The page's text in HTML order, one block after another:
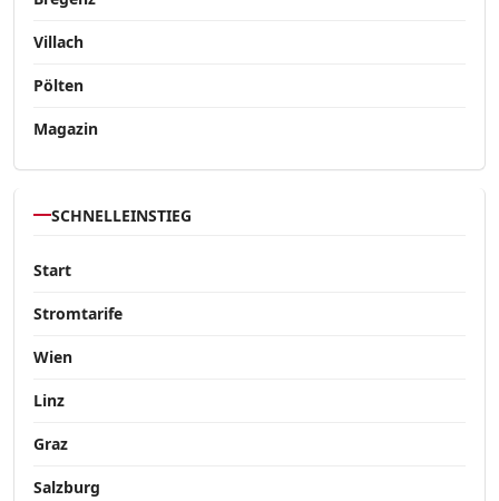
Villach
Pölten
Magazin
SCHNELLEINSTIEG
Start
Stromtarife
Wien
Linz
Graz
Salzburg